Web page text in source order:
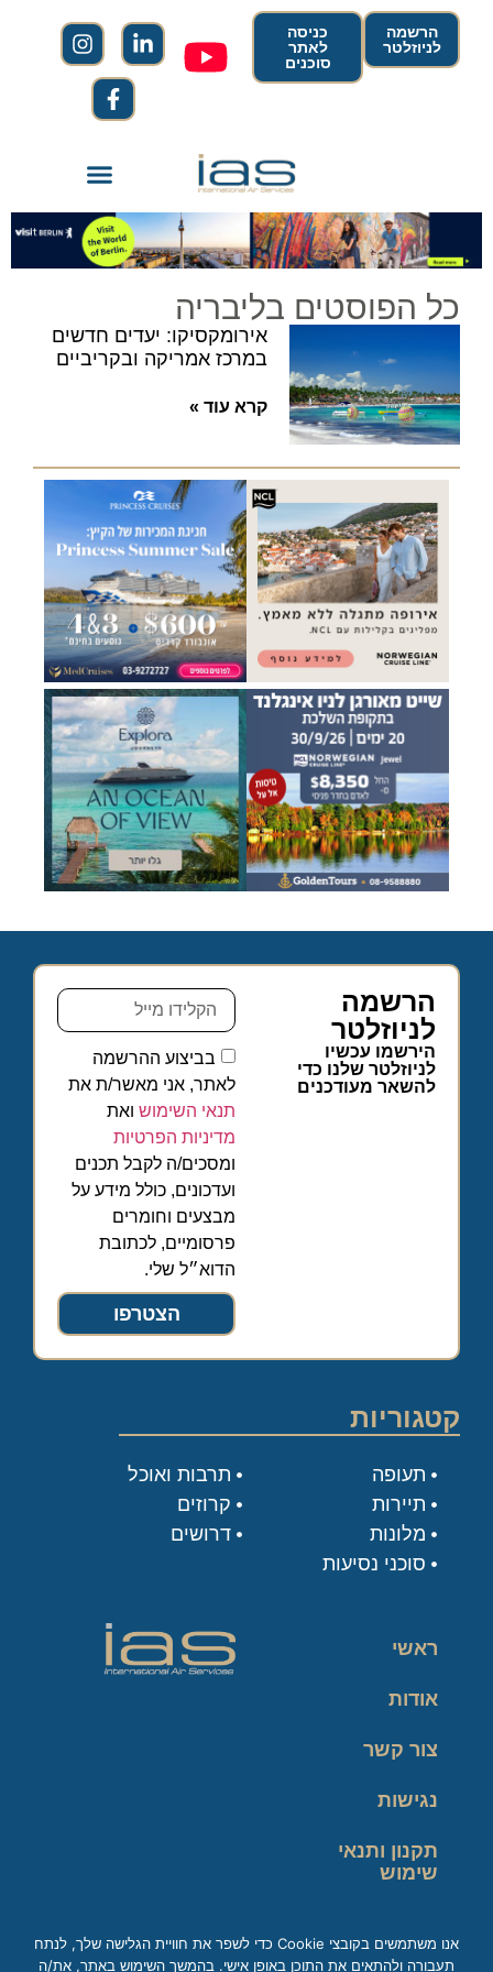
הרשמה
לניוזלטר
כניסה
לאתר
סוכנים
כל הפוסטים בליבריה
אירומקסיקו: יעדים חדשים
במרכז אמריקה ובקריביים
קרא עוד »
הרשמה
לניוזלטר
הירשמו עכשיו
לניוזלטר שלנו כדי
להשאר מעודכנים
בביצוע ההרשמה
לאתר, אני מאשר/ת את
תנאי השימוש ואת
מדיניות הפרטיות
ומסכים/ה לקבל תכנים
ועדכונים, כולל מידע על
מבצעים וחומרים
פרסומיים, לכתובת
הדוא״ל שלי.
הצטרפו
קטגוריות
תעופה
תיירות
מלונות
סוכני נסיעות
תרבות ואוכל
קרוזים
דרושים
ראשי
אודות
צור קשר
נגישות
תקנון ותנאי
שימוש
אנו משתמשים בקובצי Cookie כדי לשפר את חוויית הגלישה שלך, לנתח
תעבורה ולהתאים את התוכן באופן אישי. בהמשך השימוש באתר, את/ה